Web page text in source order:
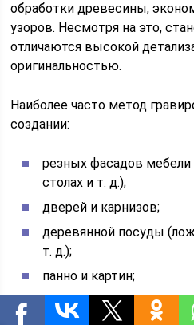
обработки древесины,
узоров. Несмотря на это,
отличаются высокой
оригинальностью.
Наиболее часто метод
создании:
резных фасадов мебели
столах и т. д.);
дверей и карнизов;
деревянной посуды
т. д.);
панно и картин;
шкатулок, икон,
интерьера;